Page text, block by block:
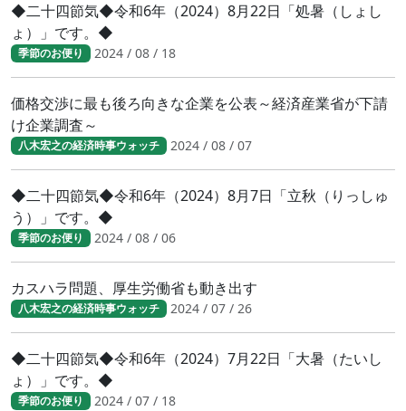
◆二十四節気◆令和6年（2024）8月22日「処暑（しょし
ょ）」です。◆
季節のお便り 2024 / 08 / 18
価格交渉に最も後ろ向きな企業を公表～経済産業省が下請
け企業調査～
八木宏之の経済時事ウォッチ 2024 / 08 / 07
◆二十四節気◆令和6年（2024）8月7日「立秋（りっしゅ
う）」です。◆
季節のお便り 2024 / 08 / 06
カスハラ問題、厚生労働省も動き出す
八木宏之の経済時事ウォッチ 2024 / 07 / 26
◆二十四節気◆令和6年（2024）7月22日「大暑（たいし
ょ）」です。◆
季節のお便り 2024 / 07 / 18